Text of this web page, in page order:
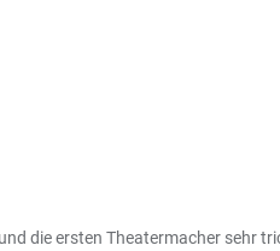
die ersten Theatermacher sehr